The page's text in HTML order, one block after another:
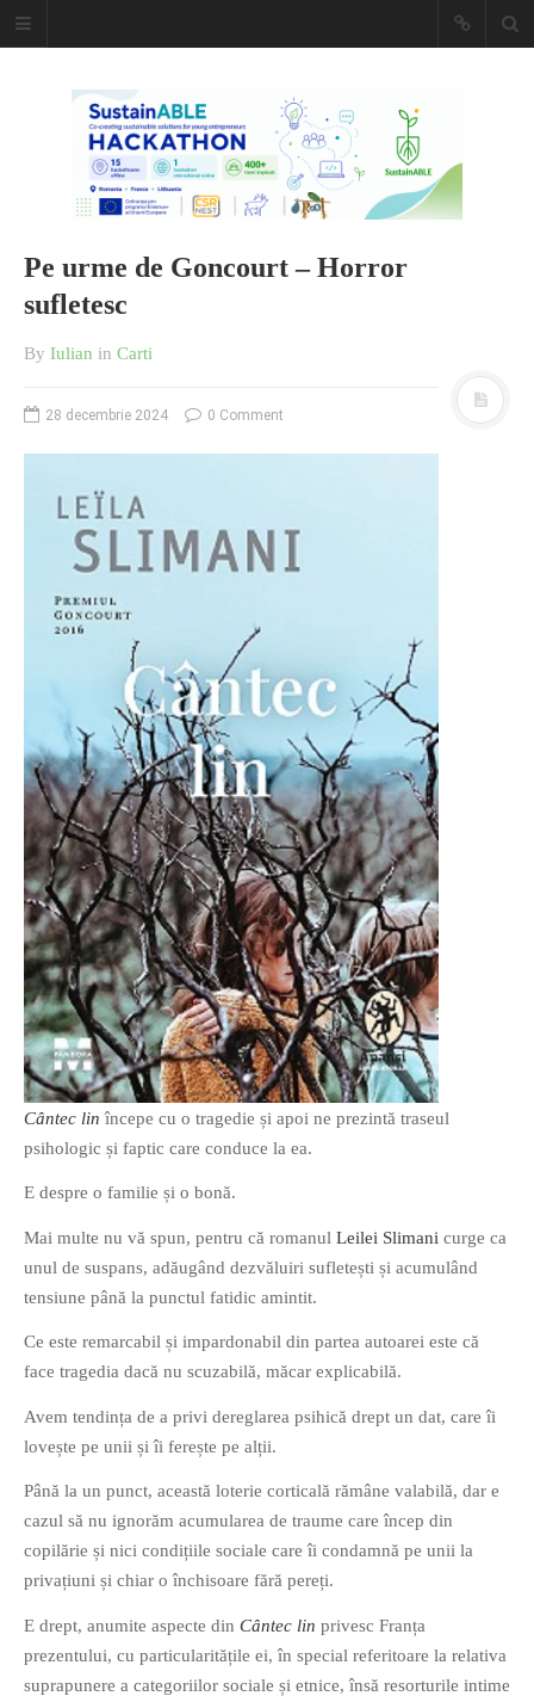
Caiet de
insemnari
DESCARCĂ!
O poveste in care sexul se
confunda cu dragostea,
cinismul cu idealismul si
poezia cu umorul.
DESCARCĂ!
If you like movies, words and
mind games, then this is the
book for you. Take the
own acrostics and describing
famous movies by using the
very letters of their titles!
PAGINI
Ce fac?
Pe urme de Goncourt – Horror
sufletesc
By Iulian in Carti
28 decembrie 2024 0 Comment
Cântec lin începe cu o tragedie și apoi ne prezintă traseul
psihologic și faptic care conduce la ea.
E despre o familie și o bonă.
Mai multe nu vă spun, pentru că romanul Leilei Slimani curge ca
unul de suspans, adăugând dezvăluiri sufletești și acumulând
tensiune până la punctul fatidic amintit.
Ce este remarcabil și impardonabil din partea autoarei este că
face tragedia dacă nu scuzabilă, măcar explicabilă.
Avem tendința de a privi dereglarea psihică drept un dat, care îi
lovește pe unii și îi ferește pe alții.
Până la un punct, această loterie corticală rămâne valabilă, dar e
cazul să nu ignorăm acumularea de traume care încep din
copilărie și nici condițiile sociale care îi condamnă pe unii la
privațiuni și chiar o închisoare fără pereți.
E drept, anumite aspecte din Cântec lin privesc Franța
prezentului, cu particularitățile ei, în special referitoare la relativa
suprapunere a categoriilor sociale și etnice, însă resorturile intime